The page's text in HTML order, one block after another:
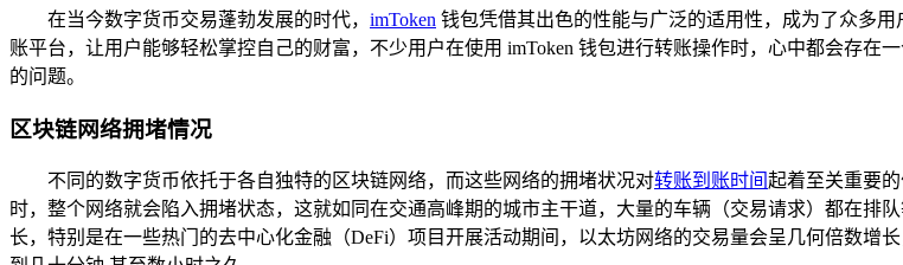
在当今数字货币交易蓬勃发展的时代， imToken 钱包凭借其出色的性能与广泛的适用性，成为了众多用
账平台，让用户能够轻松掌控自己的财富，不少用户在使用 imToken 钱包进行转账操作时，心中都会存
的问题。
区块链网络拥堵情况
不同的数字货币依托于各自独特的区块链网络，而这些网络的拥堵状况对转账到账时间起着至关重要
时，整个网络就会陷入拥堵状态，这就如同在交通高峰期的城市主干道，大量的车辆（交易请求）都在
长，特别是在一些热门的去中心化金融（DeFi）项目开展活动期间，以太坊网络的交易量会呈几何倍数增